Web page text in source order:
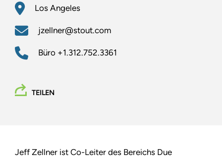
Los Angeles
jzellner@stout.com
Büro +1.312.752.3361
TEILEN
Jeff Zellner ist Co-Leiter des Bereichs Due